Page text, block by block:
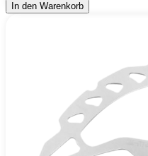
In den Warenkorb